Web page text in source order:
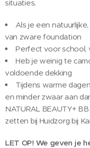
situaties.
Als je een
van zware foundation
Perfect voor school,
Heb je weinig te
voldoende dekking
Tijdens warme
en minder zwaar aan
NATURAL BEAUTY+
zetten bij Huidzorg bij
LET OP! We geven je